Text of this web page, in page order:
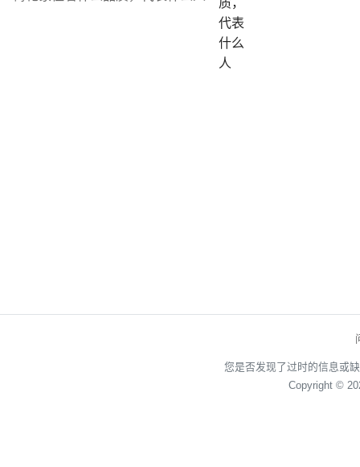
质，
代表
什么
人
您是否发现了过时的信息或
Copyright ©